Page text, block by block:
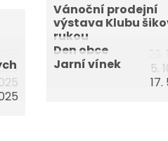
Vánoční prodejní
výstava Klubu
rukou
29.
Den obce
5.
Jarní vínek